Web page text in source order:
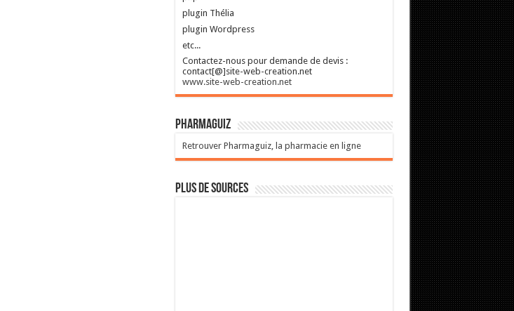
plugin Thélia
plugin Wordpress
etc...
Contactez-nous pour demande de devis :
contact[@]site-web-creation.net
www.site-web-creation.net
Pharmaguiz
Retrouver Pharmaguiz, la pharmacie en ligne
Plus de sources